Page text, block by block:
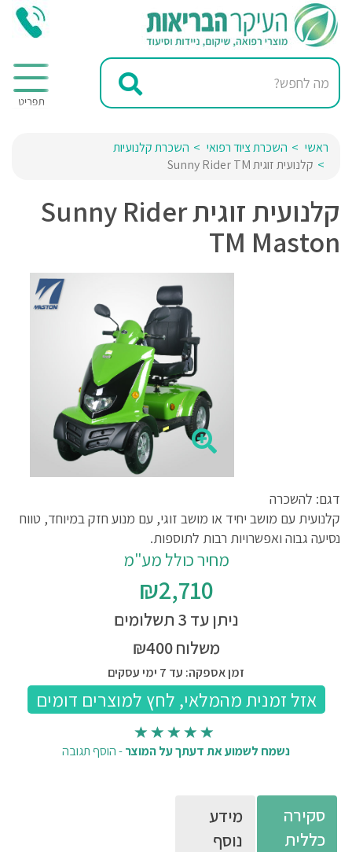
ראשי השכרת ציוד רפואי
השכרת קלנועיות
קלנועית זוגית Sunny Rider TM
קלנועית זוגית Sunny Rider
TM Maston
דגם: להשכרה
קלנועית עם מושב יחיד או מושב זוגי, עם מנוע חזק במיוחד, טווח
נסיעה גבוה ואפשרויות רבות לתוספות.
מחיר כולל מע"מ
₪2,710
ניתן עד 3 תשלומים
משלוח ₪400
זמן אספקה: עד 7 ימי עסקים
נשמח לשמוע את דעתך על המוצר-הוסף תגובה
סקירה
כללית
מידע
נוסף